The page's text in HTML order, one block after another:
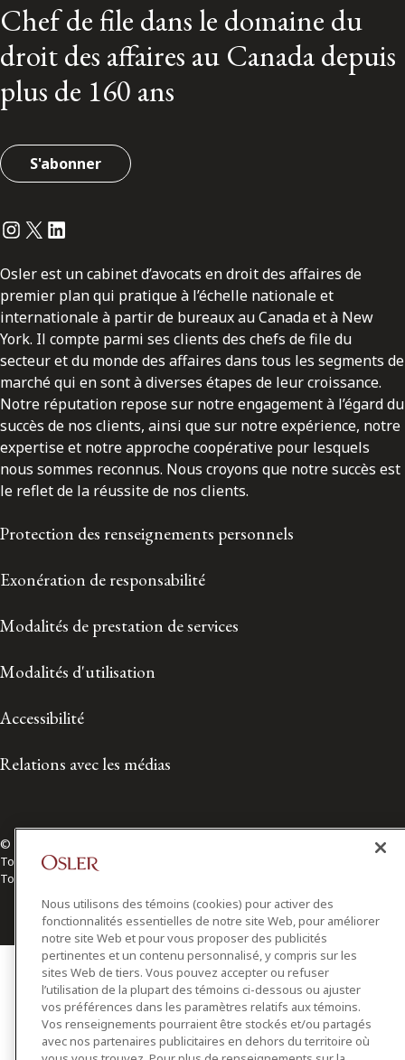
Chef de file dans le domaine du
droit des affaires au Canada depuis
plus de 160 ans
S'abonner
Instagram
Twitter
LinkedIn
Osler est un cabinet d’avocats en droit des affaires de
premier plan qui pratique à l’échelle nationale et
internationale à partir de bureaux au Canada et à New
York. Il compte parmi ses clients des chefs de file du
secteur et du monde des affaires dans tous les segments de
marché qui en sont à diverses étapes de leur croissance.
Notre réputation repose sur notre engagement à l’égard du
succès de nos clients, ainsi que sur notre expérience, notre
expertise et notre approche coopérative pour lesquels
nous sommes reconnus. Nous croyons que notre succès est
le reflet de la réussite de nos clients.
Protection des renseignements personnels
Exonération de responsabilité
Modalités de prestation de services
Modalités d'utilisation
Accessibilité
Relations avec les médias
© 2026 Osler, Hoskin & Harcourt S.E.N.C.R.L./s.r.l.
Tous droits réservés
Toronto | Montréal | Calgary | Vancouver | Ottawa | New York
Nous utilisons des témoins (cookies) pour activer des
fonctionnalités essentielles de notre site Web, pour améliorer
notre site Web et pour vous proposer des publicités
pertinentes et un contenu personnalisé, y compris sur les
sites Web de tiers. Vous pouvez accepter ou refuser
l’utilisation de la plupart des témoins ci-dessous ou ajuster
vos préférences dans les paramètres relatifs aux témoins.
Vos renseignements pourraient être stockés et/ou partagés
avec nos partenaires publicitaires en dehors du territoire où